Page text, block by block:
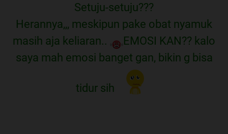
Setuju-setuju???
Herannya,,, meskipun pake obat nyamuk
masih aja keliaran..
EMOSI KAN?? kalo
saya mah emosi banget gan, bikin g bisa
tidur sih